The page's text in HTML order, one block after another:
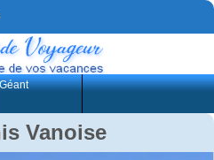
Géant
Vanoise